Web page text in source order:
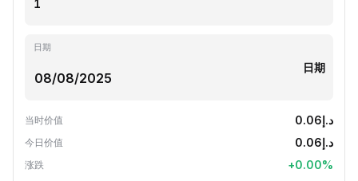
日期
日期
当时价值 د.إ0.06
今日价值 د.إ0.06
涨跌 +0.00%